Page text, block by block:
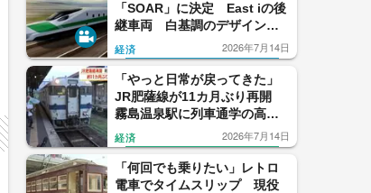
「SOAR」に決定 East iの後
継車両 白基調のデザインを
継承、ボディに赤と緑のライ
ン 日本初、最高速度320キロ
で検査
経済 2026年7月14日
「やっと日常が戻ってきた」
JR肥薩線が11カ月ぶり再開
霧島温泉駅に列車通学の高校
生 吉松〜八代間の復旧への
思いも【鹿児島】
経済 2026年7月14日
「何回でも乗りたい」レトロ
電車でタイムスリップ 現役